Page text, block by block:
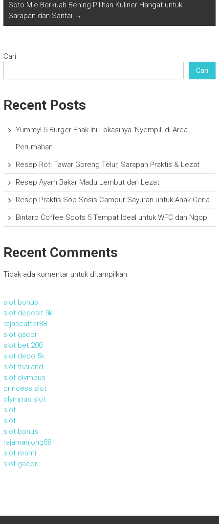
Soto Mie Berkuah Bening Pilihan Kuliner Hangat untuk
Sarapan dan Santai →
Cari
Cari
Recent Posts
Yummy! 5 Burger Enak Ini Lokasinya ‘Nyempil’ di Area
Perumahan
Resep Roti Tawar Goreng Telur, Sarapan Praktis & Lezat
Resep Ayam Bakar Madu Lembut dan Lezat
Resep Praktis Sop Sosis Campur Sayuran untuk Anak Ceria
Bintaro Coffee Spots 5 Tempat Ideal untuk WFC dan Ngopi
Recent Comments
Tidak ada komentar untuk ditampilkan.
slot bonus
slot deposit 5k
rajascatter88
slot gacor
slot bet 200
slot depo 5k
slot thailand
slot olympus
princess slot
olympus slot
slot
slot
slot bonus
rajamahjong88
slot resmi
slot gacor